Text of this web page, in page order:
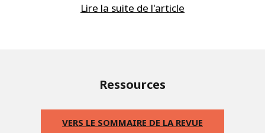
Lire la suite de l'article
Ressources
VERS LE SOMMAIRE DE LA REVUE